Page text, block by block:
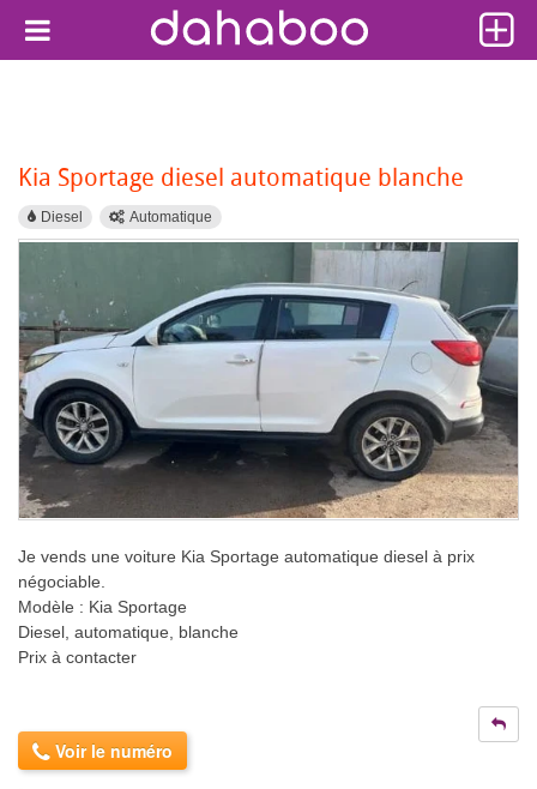
Kia Sportage diesel automatique blanche
Diesel Automatique
Je vends une voiture Kia Sportage automatique diesel à prix
négociable.
Modèle : Kia Sportage
Diesel, automatique, blanche
Prix à contacter
Voir le numéro